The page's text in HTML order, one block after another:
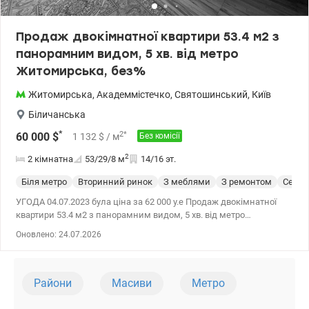
Продаж двокімнатної квартири 53.4 м2 з
панорамним видом, 5 хв. від метро
Житомирська, без%
Житомирська, Академмістечко, Святошинський, Київ
Біличанська
60 000 $* 1 132 $ / м2* Без комісії
2 кімнатна 53/29/8 м2 14/16 эт.
Біля метро Вторинний ринок З меблями З ремонтом
УГОДА 04.07.2023 була ціна за 62 000 у.е Продаж двокімнатної
квартири 53.4 м2 з панорамним видом, 5 хв. від метро
квартири. Відомчий будинок, введений в експлуатацію у 1993
Оновлено: 24.07.2026
Райони Масиви Метро